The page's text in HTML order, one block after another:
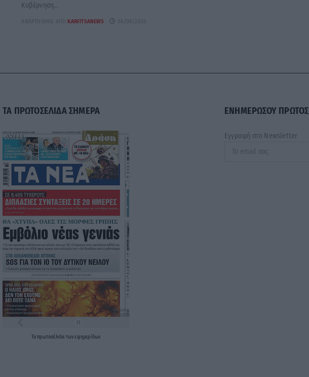
Κυβέρνηση...
ΑΝΑΡΤΉΘΗΚΕ ΑΠΌ KARFITSANEWS 06/08/2026
ΤΑ ΠΡΩΤΟΣΕΛΙΔΑ ΣΗΜΕΡΑ
Ταπρωτοσέλιδα τωνεφημερίδων
ΕΝΗΜΕΡΩΣΟΥ ΠΡΩΤΟΣ
Εγγραφή στο Newsletter